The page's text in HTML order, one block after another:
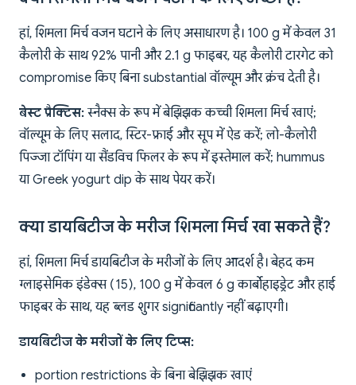
हां, शिमला मिर्च वजन घटाने के लिए असाधारण है। 100 g में केवल 31
कैलोरी के साथ 92% पानी और 2.1 g फाइबर, यह कैलोरी टारगेट को
compromise किए बिना substantial वॉल्यूम और क्रंच देती है।
बेस्ट प्रैक्टिस: स्नैक्स के रूप में बेझिझक कच्ची शिमला मिर्च खाएं;
वॉल्यूम के लिए सलाद, स्टिर-फ्राई और सूप में ऐड करें; लो-कैलोरी
पिज्जा टॉपिंग या सैंडविच फिलर के रूप में इस्तेमाल करें; hummus
या Greek yogurt dip के साथ पेयर करें।
क्या डायबिटीज के मरीज शिमला मिर्च खा सकते हैं?
हां, शिमला मिर्च डायबिटीज के मरीजों के लिए आदर्श है। बेहद कम
ग्लाइसेमिक इंडेक्स (15), 100 g में केवल 6 g कार्बोहाइड्रेट और हाई
फाइबर के साथ, यह ब्लड शुगर significantly नहीं बढ़ाएगी।
डायबिटीज के मरीजों के लिए टिप्स:
portion restrictions के बिना बेझिझक खाएं